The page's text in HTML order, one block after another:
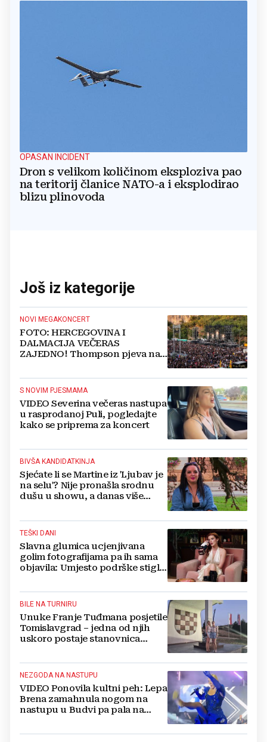
OPASAN INCIDENT
Dron s velikom količinom eksploziva pao
na teritorij članice NATO-a i eksplodirao
blizu plinovoda
Još iz kategorije
NOVI MEGAKONCERT
FOTO: HERCEGOVINA I
DALMACIJA VEČERAS
ZAJEDNO! Thompson pjeva na
S NOVIM PJESMAMA
VIDEO Severina večeras nastupa
u rasprodanoj Puli, pogledajte
kako se priprema za koncert
BIVŠA KANDIDATKINJA
Sjećate li se Martine iz 'Ljubav je
na selu'? Nije pronašla srodnu
dušu u showu, a danas više
TEŠKI DANI
Slavna glumica ucjenjivana
golim fotografijama pa ih sama
objavila: Umjesto podrške stigle
BILE NA TURNIRU
Unuke Franje Tuđmana posjetile
Tomislavgrad – jedna od njih
uskoro postaje stanovnica
NEZGODA NA NASTUPU
VIDEO Ponovila kultni peh: Lepa
Brena zamahnula nogom na
nastupu u Budvi pa pala na